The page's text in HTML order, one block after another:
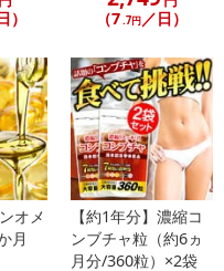
軽い元素であり、その大き
トル(100億分の1)という極
る酸素などの中で、3番目に
の為、前向きな生活を心が
られています。
上で欠かせないのがビタミ
欠な栄養素。
合しました。
） （7.7円／日）
オメ
月
【約1年分】濃縮コ
ンブチャ粒（約6ヵ
月分/360粒）×2袋